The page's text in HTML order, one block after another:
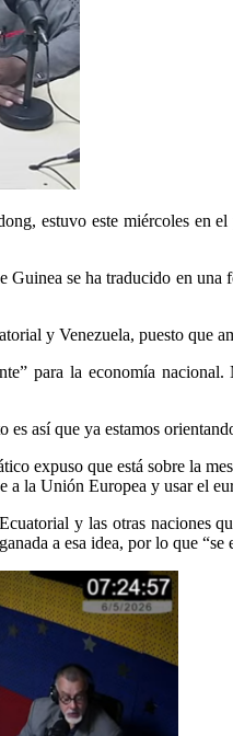
estuvo este miércoles en el
se ha traducido en
y Venezuela, puesto que
para la economía
así que ya estamos
expuso que está sobre la
a la Unión Europea y usar el
y las otras
a esa idea, por lo que